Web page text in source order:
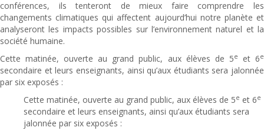
conférences, ils tenteront de mieux faire comprendre les
changements climatiques qui affectent aujourd’hui notre planète et
analyseront les impacts possibles sur l’environnement naturel et la
société humaine.
Cette matinée, ouverte au grand public, aux élèves de 5e et 6e
secondaire et leurs enseignants, ainsi qu’aux étudiants sera jalonnée
par six exposés :
Cette matinée, ouverte au grand public, aux élèves de 5e et 6e
secondaire et leurs enseignants, ainsi qu’aux étudiants sera
jalonnée par six exposés :